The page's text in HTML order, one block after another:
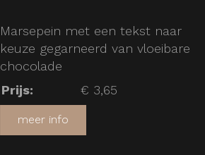
Marsepein met een tekst naar
keuze gegarneerd van vloeibare
chocolade
Prijs: € 3,65
meer info